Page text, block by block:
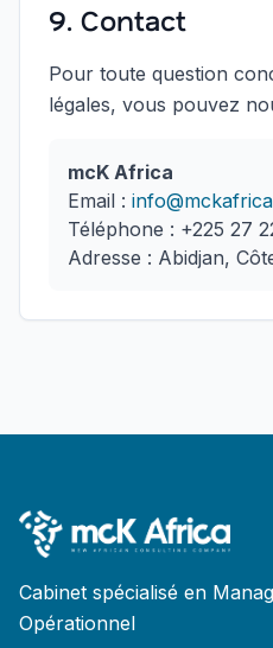
9. Contact
Pour toute question
légales, vous pouvez
mcK Africa
Email :
Téléphone : +225 27
Adresse : Abidjan,
Cabinet spécialisé en
Opérationnel